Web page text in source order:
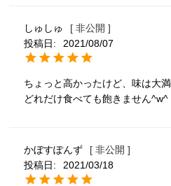
しゅしゅ
非公開
投稿日
2021/08/07
ちょっと高かったけど、味は大
どれだけ食べても飽きません^w^
かぼすぽんず
非公開
投稿日
2021/03/18